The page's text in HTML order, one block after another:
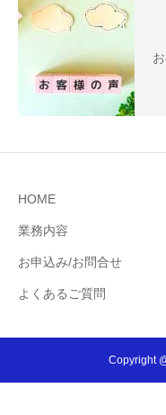
HOME
業務内容
お申込み/お問合せ
よくあるご質問
Copyright